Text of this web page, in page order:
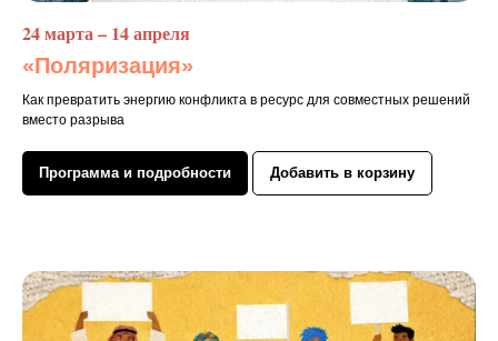
24 марта – 14 апреля
«Поляризация»
Как превратить энергию конфликта в ресурс для совместных решений
вместо разрыва
Программа и подробности Добавить в корзину